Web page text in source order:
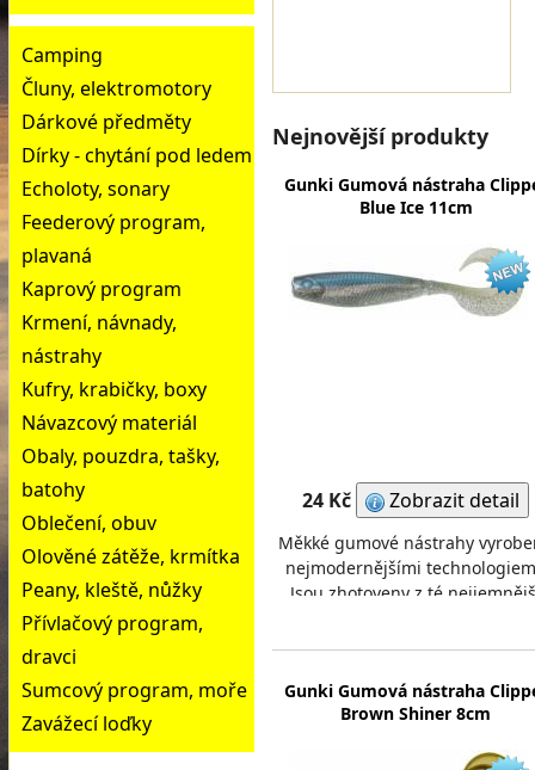
Camping
Čluny, elektromotory
Dárkové předměty
Dírky - chytání pod ledem
Echoloty, sonary
Feederový program,
plavaná
Kaprový program
Krmení, návnady,
nástrahy
Kufry, krabičky, boxy
Návazcový materiál
Obaly, pouzdra, tašky,
batohy
Oblečení, obuv
Olověné zátěže, krmítka
Peany, kleště, nůžky
Přívlačový program,
dravci
Sumcový program, moře
Zavážecí loďky
Nejnovější produkty
Gunki Gumová nástraha
Blue Ice 11cm
24 Kč Zobrazit detail
Měkké gumové nástrahy
nejmodernějšími
Jsou zhotoveny z té
Gunki Gumová nástraha
Brown Shiner 8cm